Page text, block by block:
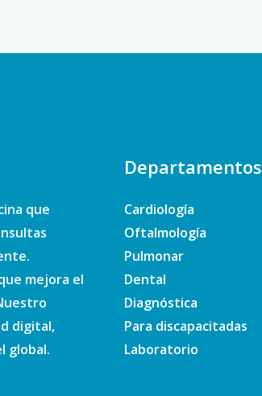
que
mejora el
digital,
global.
Departamentos
Cardiología
Oftalmología
Pulmonar
Dental
Diagnóstica
Para discapacitadas
Laboratorio